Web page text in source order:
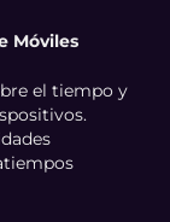
Móviles
el tiempo y